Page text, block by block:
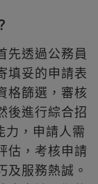
先透過公務員
填妥的申請表
格篩選，審核
後進行綜合招
力，申請人需
估，考核申請
及服務熱誠。